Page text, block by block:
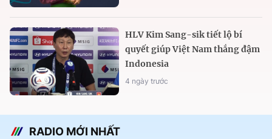
HLV Kim Sang-sik tiết lộ bí
quyết giúp Việt Nam thắng đậm
Indonesia
4 ngày trước
RADIO MỚI NHẤT